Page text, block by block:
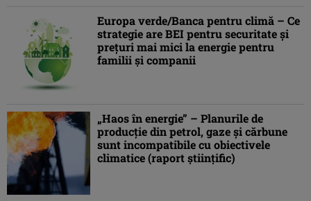
Europa verde/Banca pentru climă – Ce
strategie are BEI pentru securitate şi
preţuri mai mici la energie pentru
familii şi companii
„Haos în energie” – Planurile de
producţie din petrol, gaze şi cărbune
sunt incompatibile cu obiectivele
climatice (raport ştiinţific)